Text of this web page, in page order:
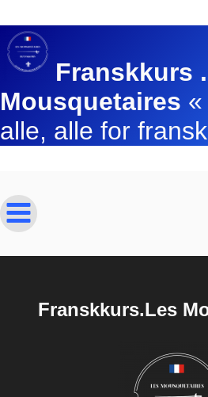
Franskkurs
Mousquetaires
alle, alle for
Franskkurs.Les